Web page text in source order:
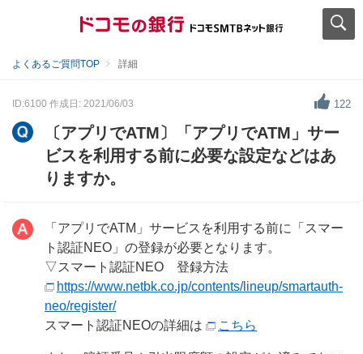
よくあるご質問TOP 詳細
ID:6100 作成日: 2021/06/03 122
〔アプリでATM〕「アプリでATM」サー
ビスを利用する前に必要な設定などはあ
りますか。
「アプリでATM」サービスを利用する前に「スマー
ト認証NEO」の登録が必要となります。
▽スマート認証NEO 登録方法
https://www.netbk.co.jp/contents/lineup/smartauth-
neo/register/
スマート認証NEOの詳細は
こちら